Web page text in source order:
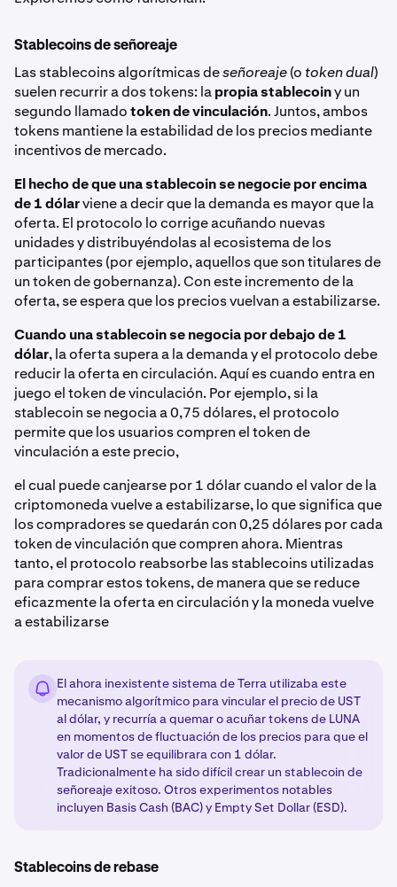
Stablecoins de señoreaje
Las stablecoins algorítmicas deseñoreaje(o token dual)
suelen recurrir a dos tokens: lapropia stablecoiny un
segundo llamadotoken de vinculación. Juntos, ambos
tokens mantiene la estabilidad de los precios mediante
incentivos de mercado.
El hecho de que una stablecoin se negocie por encima
de 1 dólarviene a decir que la demanda es mayor que la
oferta. El protocolo lo corrige acuñando nuevas
unidades y distribuyéndolas al ecosistema de los
participantes (por ejemplo, aquellos que son titulares de
un token de gobernanza). Con este incremento de la
oferta, se espera que los precios vuelvan a estabilizarse.
Cuando una stablecoin se negocia por debajo de 1
dólar, la oferta supera a la demanda y el protocolo debe
reducir la oferta en circulación. Aquí es cuando entra en
juego el token de vinculación. Por ejemplo, si la
stablecoin se negocia a 0,75 dólares, el protocolo
permite que los usuarios compren el token de
vinculación a este precio,
el cual puede canjearse por 1 dólar cuando el valor de la
criptomoneda vuelve a estabilizarse, lo que significa que
los compradores se quedarán con 0,25 dólares por cada
token de vinculación que compren ahora. Mientras
tanto, el protocolo reabsorbe las stablecoins utilizadas
para comprar estos tokens, de manera que se reduce
eficazmente la oferta en circulación y la moneda vuelve
a estabilizarse
El ahora inexistente sistema de Terra utilizaba este
mecanismo algorítmico para vincular el precio de UST
al dólar, y recurría a quemar o acuñar tokens de LUNA
en momentos de fluctuación de los precios para que el
valor de UST se equilibrara con 1 dólar.
Tradicionalmente ha sido difícil crear un stablecoin de
señoreaje exitoso. Otros experimentos notables
incluyen Basis Cash (BAC) y Empty Set Dollar (ESD).
Stablecoins de rebase